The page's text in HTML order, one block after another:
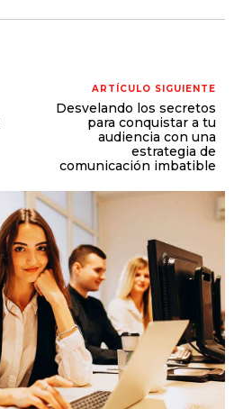
ARTÍCULO SIGUIENTE
Desvelando los secretos
para conquistar a tu
audiencia con una
estrategia de
comunicación imbatible